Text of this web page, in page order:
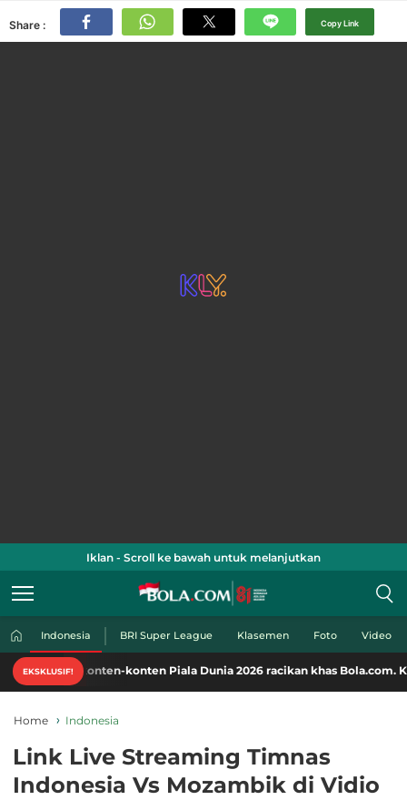
Share : Copy Link
Iklan - Scroll ke bawah untuk melanjutkan
Indonesia BRI Super League Klasemen Foto Video
EKSKLUSIF!
konten-konten Piala Dunia 2026 racikan khas Bola.com. Klik di sini!
Home Indonesia
Link Live Streaming Timnas
Indonesia Vs Mozambik di Vidio